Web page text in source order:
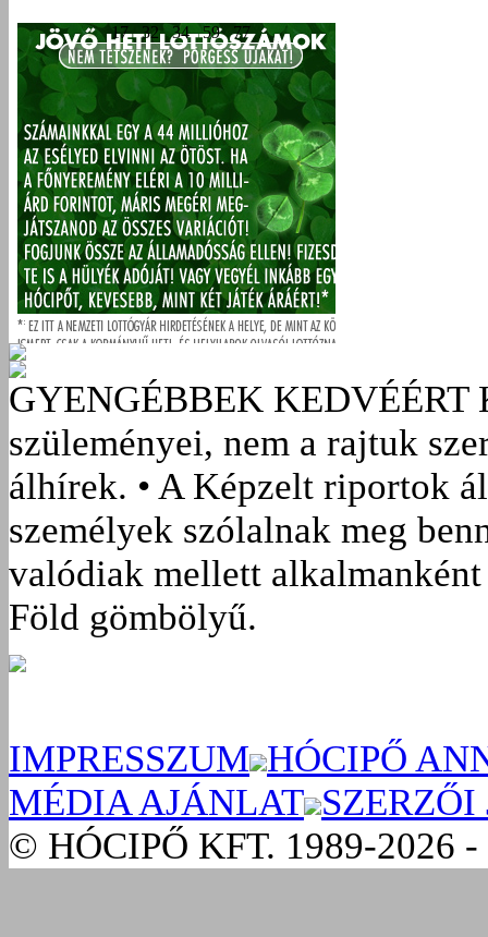
GYENGÉBBEK KEDVÉÉRT
szüleményei, nem a rajtuk
álhírek. • A Képzelt riportok
személyek szólalnak meg
valódiak mellett
Föld gömbölyű.
IMPRESSZUM HÓCIPŐ
MÉDIA AJÁNLAT SZERZŐI
© HÓCIPŐ KFT. 1989-2026